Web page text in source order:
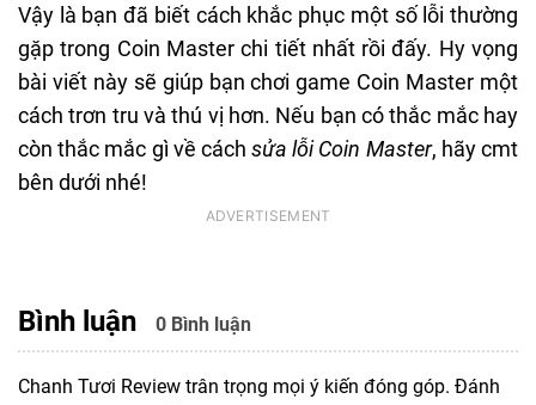
Vậy là bạn đã biết cách khắc phục một số lỗi thường
gặp trong Coin Master chi tiết nhất rồi đấy. Hy vọng
bài viết này sẽ giúp bạn chơi game Coin Master một
cách trơn tru và thú vị hơn. Nếu bạn có thắc mắc hay
còn thắc mắc gì về cáchsửa lỗi Coin Master, hãy cmt
bên dưới nhé!
Bình luận 0 Bình luận
Chanh Tươi Review trân trọng mọi ý kiến đóng góp. Đánh